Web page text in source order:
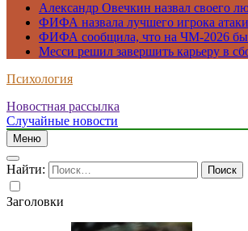
Александр Овечкин назвал своего
ФИФА назвала лучшего игрока
ФИФА сообщила, что на ЧМ-2026 был
Месси решил завершить карьеру в
Психология
Новостная рассылка
Случайные новости
Меню
Найти:
Заголовки